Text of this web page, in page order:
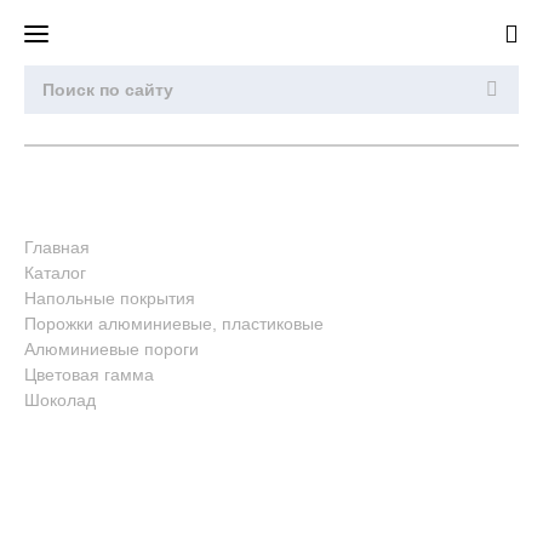
Главная
Каталог
Напольные покрытия
Порожки алюминиевые, пластиковые
Алюминиевые пороги
Цветовая гамма
Шоколад